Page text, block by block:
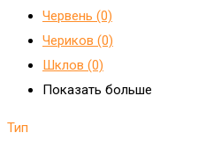
Червень (0)
Чериков (0)
Шклов (0)
Показать больше
Тип